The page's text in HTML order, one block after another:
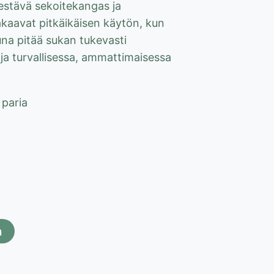
sekoitekangas ja
pitkäikäisen käytön, kun
pitää sukan tukevasti
turvallisessa, ammattimaisessa